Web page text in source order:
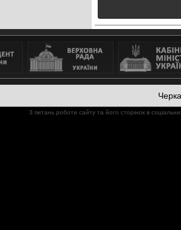
З питань роботи сайту та його сторінок в